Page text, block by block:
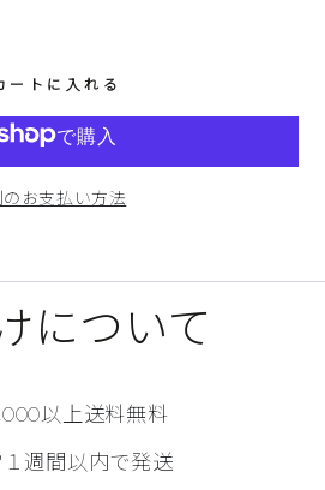
ートに入れる
のお支払い方法
について
以上送料無料
週間以内で発送